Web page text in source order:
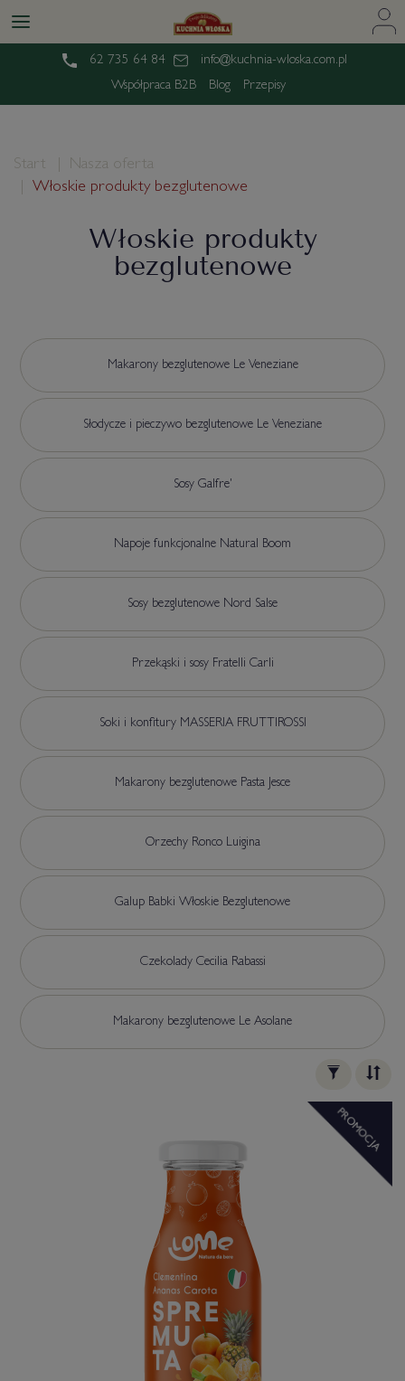
62 735 64 84
info@kuchnia-wloska.com.pl
Współpraca B2B
Blog Przepisy
Start
Nasza oferta
Włoskie produkty bezglutenowe
Włoskie produkty
bezglutenowe
Makarony bezglutenowe Le Veneziane
Słodycze i pieczywo bezglutenowe Le Veneziane
Sosy Galfre'
Napoje funkcjonalne Natural Boom
Sosy bezglutenowe Nord Salse
Przekąski i sosy Fratelli Carli
Soki i konfitury MASSERIA FRUTTIROSSI
Makarony bezglutenowe Pasta Jesce
Orzechy Ronco Luigina
Galup Babki Włoskie Bezglutenowe
Czekolady Cecilia Rabassi
Makarony bezglutenowe Le Asolane